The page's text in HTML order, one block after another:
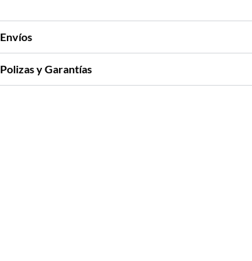
Envíos
Polizas y Garantías